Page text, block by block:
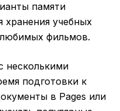
памяти
хранения учебных
фильмов.
несколькими
подготовки к
в Pages или